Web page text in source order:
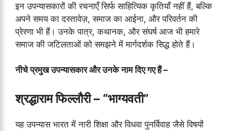
इन उपन्यासकारों की रचनाएँ सिर्फ साहित्यिक कृतियाँ नहीं हैं, बल्कि
अपने समय का दस्तावेज़, समाज का आईना, और परिवर्तन की
प्रेरणा भी हैं। उनके पात्र, कथानक, और संघर्ष आज भी हमारे
समाज की जटिलताओं को समझने में मार्गदर्शक सिद्ध होते हैं।
नीचे प्रमुख उपन्यासकार और उनके नाम दिए गए हैं –
श्रद्धाराम फिल्लौरी – “भाग्यवती”
यह उपन्यास भारत में नारी शिक्षा और विधवा पुनर्विवाह जैसे विषयों